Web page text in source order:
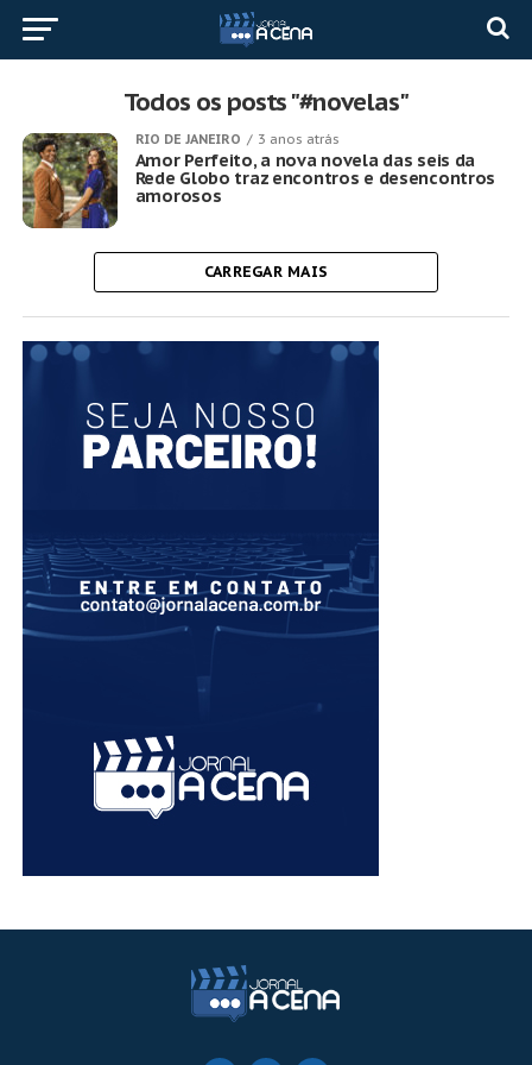
Todos os posts "#novelas"
RIO DE JANEIRO 3 anos atrás
Amor Perfeito, a nova novela das seis da
Rede Globo traz encontros e desencontros
amorosos
CARREGAR MAIS